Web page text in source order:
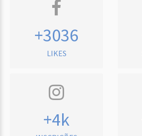
+3036
LIKES
+4k